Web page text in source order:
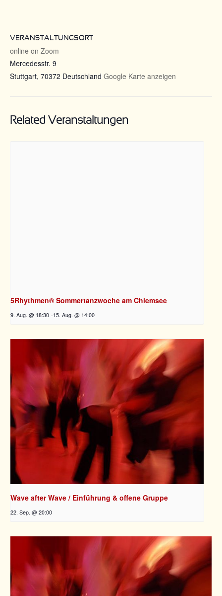
VERANSTALTUNGSORT
online on Zoom
Mercedesstr. 9
Stuttgart, 70372 Deutschland Google Karte anzeigen
Related Veranstaltungen
5Rhythmen® Sommertanzwoche am Chiemsee
9. Aug. @ 18:30 -15. Aug. @ 14:00
Wave after Wave / Einführung & offene Gruppe
22. Sep. @ 20:00